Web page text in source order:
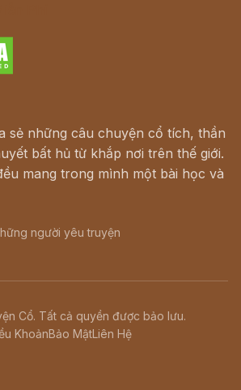
sẻ những câu chuyện cổ tích, thần
bất hủ từ khắp nơi trên thế giới.
mang trong mình một bài học và
người yêu truyện
Cổ. Tất cả quyền được bảo lưu.
KhoảnBảo MậtLiên Hệ